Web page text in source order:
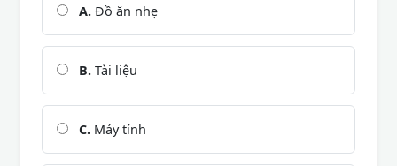
A. Đồ ăn nhẹ
B. Tài liệu
C. Máy tính